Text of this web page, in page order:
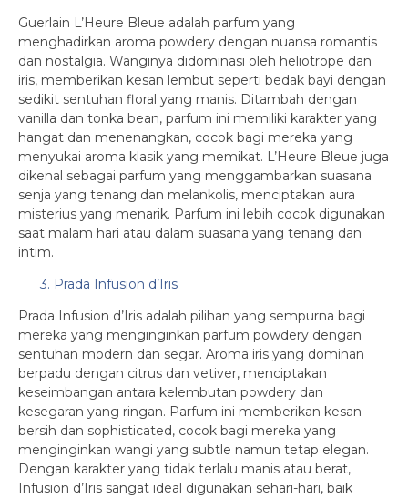
Guerlain L’Heure Bleue adalah parfum yang
menghadirkan aroma powdery dengan nuansa romantis
dan nostalgia. Wanginya didominasi oleh heliotrope dan
iris, memberikan kesan lembut seperti bedak bayi dengan
sedikit sentuhan floral yang manis. Ditambah dengan
vanilla dan tonka bean, parfum ini memiliki karakter yang
hangat dan menenangkan, cocok bagi mereka yang
menyukai aroma klasik yang memikat. L’Heure Bleue juga
dikenal sebagai parfum yang menggambarkan suasana
senja yang tenang dan melankolis, menciptakan aura
misterius yang menarik. Parfum ini lebih cocok digunakan
saat malam hari atau dalam suasana yang tenang dan
intim.
3. Prada Infusion d’Iris
Prada Infusion d’Iris adalah pilihan yang sempurna bagi
mereka yang menginginkan parfum powdery dengan
sentuhan modern dan segar. Aroma iris yang dominan
berpadu dengan citrus dan vetiver, menciptakan
keseimbangan antara kelembutan powdery dan
kesegaran yang ringan. Parfum ini memberikan kesan
bersih dan sophisticated, cocok bagi mereka yang
menginginkan wangi yang subtle namun tetap elegan.
Dengan karakter yang tidak terlalu manis atau berat,
Infusion d’Iris sangat ideal digunakan sehari-hari, baik